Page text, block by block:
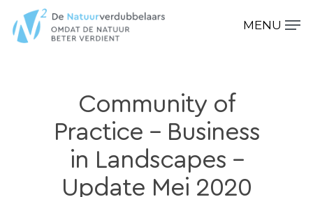
Community of
Practice – Business
in Landscapes –
Update Mei 2020